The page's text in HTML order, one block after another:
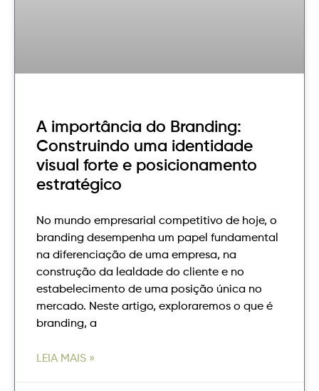
A importância do Branding:
Construindo uma identidade
visual forte e posicionamento
estratégico
No mundo empresarial competitivo de hoje, o
branding desempenha um papel fundamental
na diferenciação de uma empresa, na
construção da lealdade do cliente e no
estabelecimento de uma posição única no
mercado. Neste artigo, exploraremos o que é
branding, a
LEIA MAIS »